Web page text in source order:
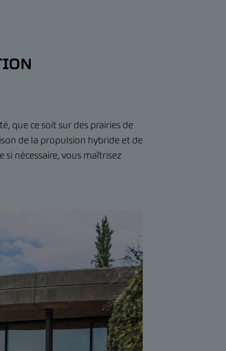
que ce soit sur des prairies de
de la propulsion hybride et de
nécessaire, vous maîtrisez